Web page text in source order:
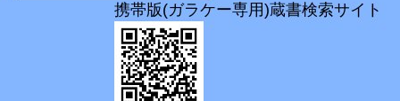
携帯版(ガラケー専用)蔵書検索サイト